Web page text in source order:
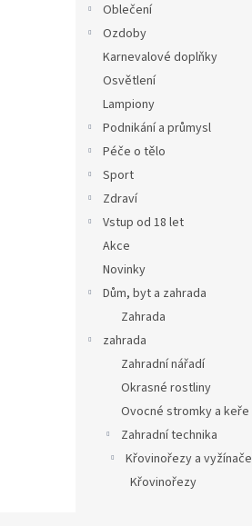
Oblečení
Ozdoby
Karnevalové doplňky
Osvětlení
Lampiony
Podnikání a průmysl
Péče o tělo
Sport
Zdraví
Vstup od 18 let
Akce
Novinky
Dům, byt a zahrada
Zahrada
zahrada
Zahradní nářadí
Okrasné rostliny
Ovocné stromky a keře
Zahradní technika
Křovinořezy a vyžínače
Křovinořezy